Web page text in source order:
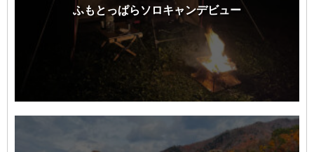
ふもとっぱらソロキャンデビュー